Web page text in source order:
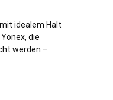
idealem Halt
die
werden –